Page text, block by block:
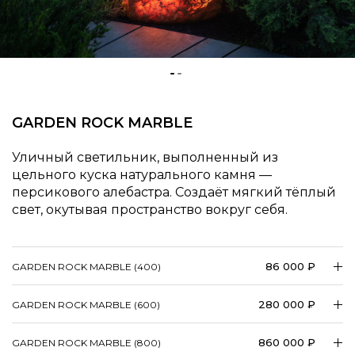
GARDEN ROCK MARBLE
Уличный светильник, выполненный из
цельного куска натурального камня —
персикового алебастра. Создаёт мягкий тёплый
свет, окутывая пространство вокруг себя.
GARDEN ROCK MARBLE (400) 86 000 ₽
GARDEN ROCK MARBLE (600) 280 000 ₽
GARDEN ROCK MARBLE (800) 860 000 ₽